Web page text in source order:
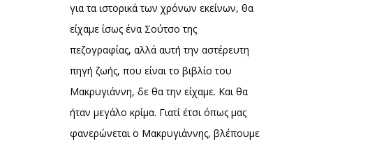
για τα ιστορικά των χρόνων εκείνων, θα
είχαμε ίσως ένα Σούτσο της
πεζογραφίας, αλλά αυτή την αστέρευτη
πηγή ζωής, που είναι το βιβλίο του
Μακρυγιάννη, δε θα την είχαμε. Και θα
ήταν μεγάλο κρίμα. Γιατί έτσι όπως μας
φανερώνεται ο Μακρυγιάννης, βλέπουμε